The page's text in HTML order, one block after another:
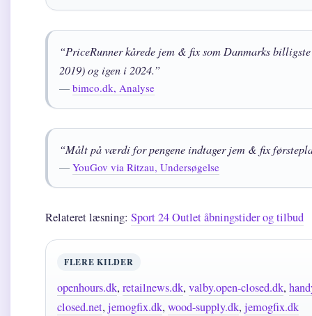
“PriceRunner kårede jem & fix som Danmarks
2019) og igen i 2024.”
— bimco.dk, Analyse
“Målt på værdi for pengene indtager jem & fix
— YouGov via Ritzau, Undersøgelse
Relateret læsning: Sport 24 Outlet åbningstider og tilbud
FLERE KILDER
openhours.dk, retailnews.dk, valby.open-closed.dk,
closed.net, jemogfix.dk, wood-supply.dk, jemogfix.dk